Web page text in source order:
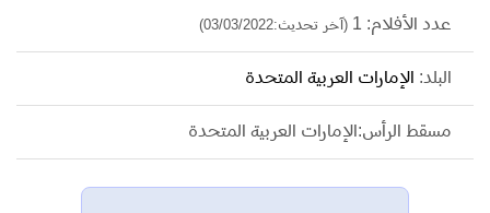
عدد الأفلام: 1 (آخر تحديث:03/03/2022)
البلد: الإمارات العربية المتحدة
مسقط الرأس:الإمارات العربية المتحدة